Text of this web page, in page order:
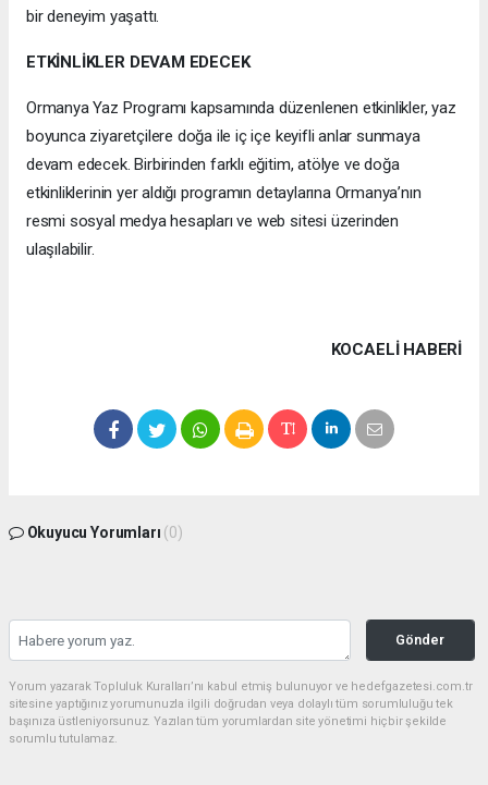
bir deneyim yaşattı.
ETKİNLİKLER DEVAM EDECEK
Ormanya Yaz Programı kapsamında düzenlenen etkinlikler, yaz
boyunca ziyaretçilere doğa ile iç içe keyifli anlar sunmaya
devam edecek. Birbirinden farklı eğitim, atölye ve doğa
etkinliklerinin yer aldığı programın detaylarına Ormanya’nın
resmi sosyal medya hesapları ve web sitesi üzerinden
ulaşılabilir.
KOCAELI HABERİ
Okuyucu Yorumları (0)
Gönder
Yorum yazarak Topluluk Kuralları’nı kabul etmiş bulunuyor ve hedefgazetesi.com.tr
sitesine yaptığınız yorumunuzla ilgili doğrudan veya dolaylı tüm sorumluluğu tek
başınıza üstleniyorsunuz. Yazılan tüm yorumlardan site yönetimi hiçbir şekilde
sorumlu tutulamaz.